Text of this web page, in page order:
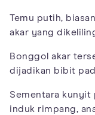
Temu putih,
akar yang
Bonggol akar
dijadikan bibit
Sementara kunyit
induk rimpang,